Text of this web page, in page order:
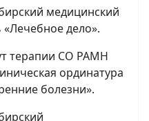
медицинский
«Лечебное дело».
терапии СО РАМН
ординатура
болезни».